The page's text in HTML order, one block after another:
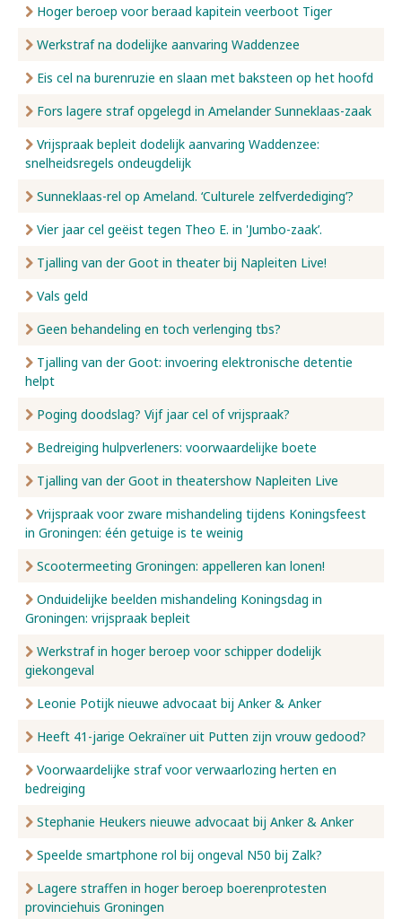
Hoger beroep voor beraad kapitein veerboot Tiger
Werkstraf na dodelijke aanvaring Waddenzee
Eis cel na burenruzie en slaan met baksteen op het hoofd
Fors lagere straf opgelegd in Amelander Sunneklaas-zaak
Vrijspraak bepleit dodelijk aanvaring Waddenzee:
snelheidsregels ondeugdelijk
Sunneklaas-rel op Ameland. ‘Culturele zelfverdediging’?
Vier jaar cel geëist tegen Theo E. in 'Jumbo-zaak’.
Tjalling van der Goot in theater bij Napleiten Live!
Vals geld
Geen behandeling en toch verlenging tbs?
Tjalling van der Goot: invoering elektronische detentie
helpt
Poging doodslag? Vijf jaar cel of vrijspraak?
Bedreiging hulpverleners: voorwaardelijke boete
Tjalling van der Goot in theatershow Napleiten Live
Vrijspraak voor zware mishandeling tijdens Koningsfeest
in Groningen: één getuige is te weinig
Scootermeeting Groningen: appelleren kan lonen!
Onduidelijke beelden mishandeling Koningsdag in
Groningen: vrijspraak bepleit
Werkstraf in hoger beroep voor schipper dodelijk
giekongeval
Leonie Potijk nieuwe advocaat bij Anker & Anker
Heeft 41-jarige Oekraïner uit Putten zijn vrouw gedood?
Voorwaardelijke straf voor verwaarlozing herten en
bedreiging
Stephanie Heukers nieuwe advocaat bij Anker & Anker
Speelde smartphone rol bij ongeval N50 bij Zalk?
Lagere straffen in hoger beroep boerenprotesten
provinciehuis Groningen